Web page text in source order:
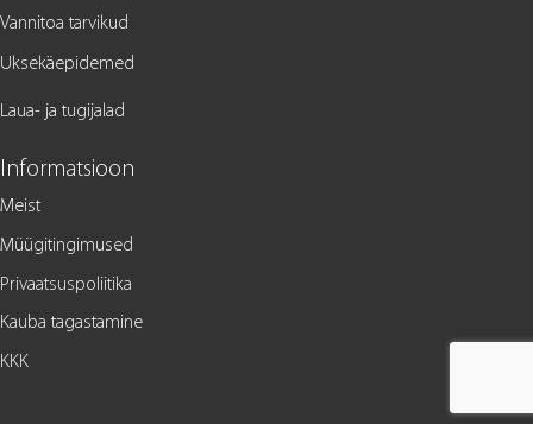
Vannitoa tarvikud
Uksekäepidemed
Laua- ja tugijalad
Informatsioon
Meist
Müügitingimused
Privaatsuspoliitika
Kauba tagastamine
KKK